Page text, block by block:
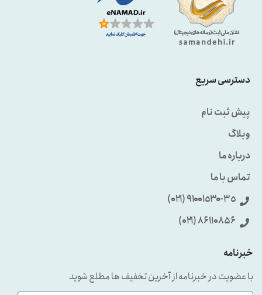
دسترسی سریع
پیش ثبت نام
وبلاگ
درباره ما
تماس با ما
٩۱۰۰۱٥۳۰-۳٥ (۰۲۱)
86110856 (۰۲۱)
خبرنامه
با عضویت در خبرنامه از آخرین تخفیف ها مطلع شوید